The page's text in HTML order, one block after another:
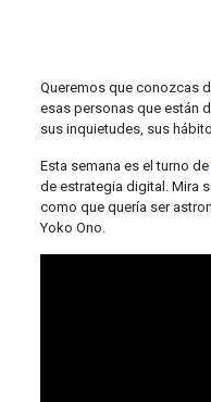
Queremos que conozcas
esas personas que están
sus inquietudes, sus
Esta semana es el turno de
de estrategia digital. Mira
como que quería ser
Yoko Ono.